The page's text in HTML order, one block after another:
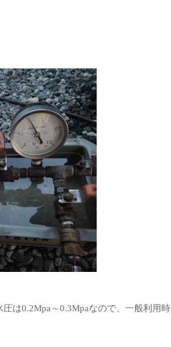
は0.2Mpa～0.3Mpaなので、一般利用時